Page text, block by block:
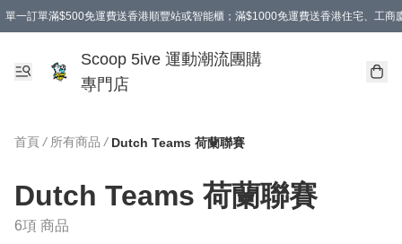
單一訂單滿$500免運費送香港順豐站或智能櫃；滿$1000免運費送香港住宅、工商
Scoop 5ive 運動潮流團購
專門店
首頁 / 所有商品 / Dutch Teams 荷蘭聯賽
Dutch Teams 荷蘭聯賽
6項 商品